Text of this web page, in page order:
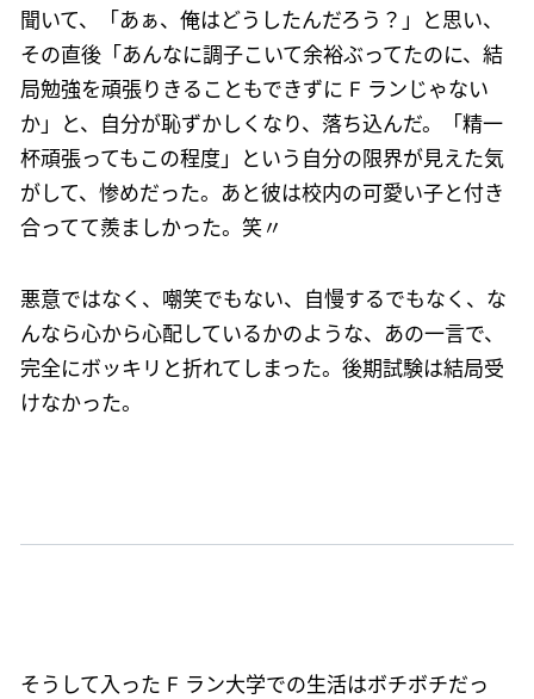
聞いて、「あぁ、俺はどうしたんだろう？」と思い、
その直後「あんなに調子こいて余裕ぶってたのに、結
局勉強を頑張りきることもできずに F ランじゃない
か」と、自分が恥ずかしくなり、落ち込んだ。「精一
杯頑張ってもこの程度」という自分の限界が見えた気
がして、惨めだった。あと彼は校内の可愛い子と付き
合ってて羨ましかった。笑〃
悪意ではなく、嘲笑でもない、自慢するでもなく、な
んなら心から心配しているかのような、あの一言で、
完全にボッキリと折れてしまった。後期試験は結局受
けなかった。
そうして入った F ラン大学での生活はボチボチだっ